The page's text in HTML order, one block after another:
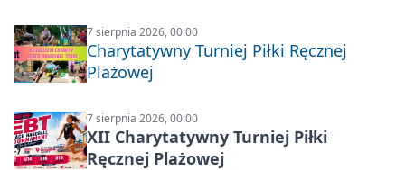
7 sierpnia 2026, 00:00
Charytatywny Turniej Piłki Ręcznej
Plażowej
7 sierpnia 2026, 00:00
XII Charytatywny Turniej Piłki
Ręcznej Plażowej